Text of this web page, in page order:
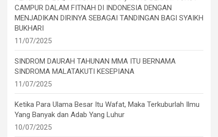
CAMPUR DALAM FITNAH DI INDONESIA DENGAN
MENJADIKAN DIRINYA SEBAGAI TANDINGAN BAGI SYAIKH
BUKHARI
11/07/2025
SINDROM DAURAH TAHUNAN MMA ITU BERNAMA
SINDROMA MALATAKUTI KESEPIANA
11/07/2025
Ketika Para Ulama Besar Itu Wafat, Maka Terkuburlah Ilmu
Yang Banyak dan Adab Yang Luhur
10/07/2025